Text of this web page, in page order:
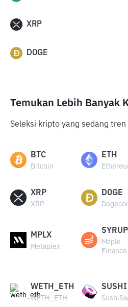
XRP
DOGE
Temukan Lebih Banyak
Seleksi kripto yang sedang
BTC
Bitcoin
ETH
XRP
XRP
DOGE
MPLX
Metaplex
SYRUP
Maple
Finance
WETH_ETH
WETH_ETH
SUSHI